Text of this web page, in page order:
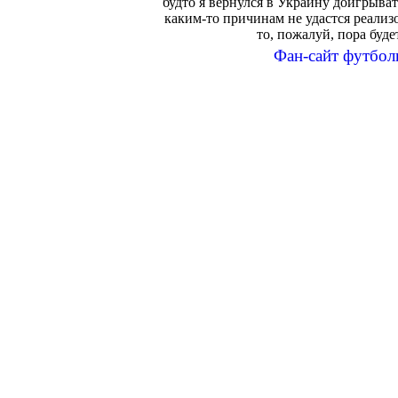
каким-то причинам не удастся
то, пожалуй, пора
Фан-сайт